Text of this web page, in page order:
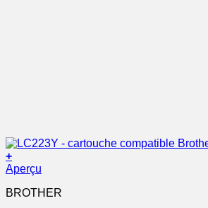
+
Aperçu
BROTHER